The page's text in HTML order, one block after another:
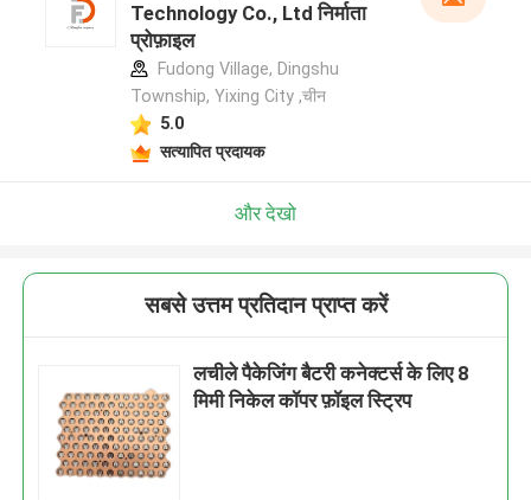
Technology Co., Ltd निर्माता
प्रोफ़ाइल
Fudong Village, Dingshu
Township, Yixing City ,चीन
5.0
सत्यापित प्रदायक
और देखो
सबसे उत्तम प्रतिदान प्राप्त करें
लचीले पैकेजिंग बैटरी कनेक्टर्स के लिए 8
मिमी निकेल कॉपर फ़ॉइल स्ट्रिप